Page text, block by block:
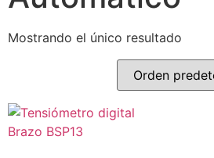
Mostrando el único resultado